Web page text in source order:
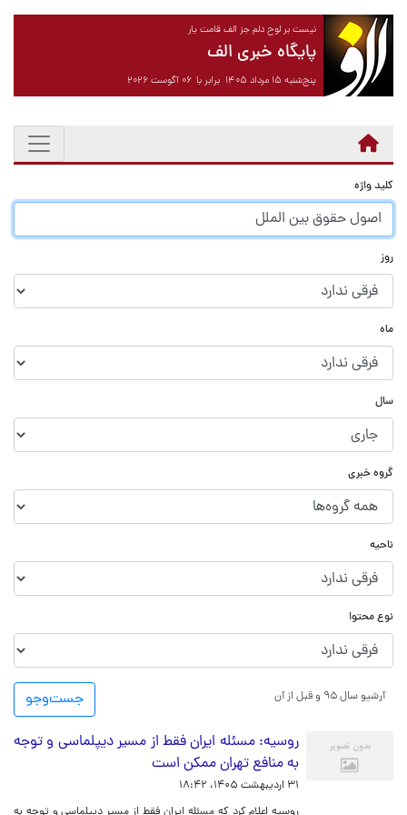
نیست بر لوح دلم جز الف قامت یار
پایگاه خبری الف
پنج‌شنبه ۱۵ مرداد ۱۴۰۵ برابر با ۰۶ آگوست ۲۰۲۶
کلید واژه
روز
ماه
سال
گروه خبری
ناحیه
نوع محتوا
جست‌و‌جو آرشیو سال ۹۵ و قبل از آن
روسیه: مسئله ایران فقط از مسیر دیپلماسی و توجه
به منافع تهران ممکن است
۳۱ اردیبهشت ۱۴۰۵، ۱۸:۴۲